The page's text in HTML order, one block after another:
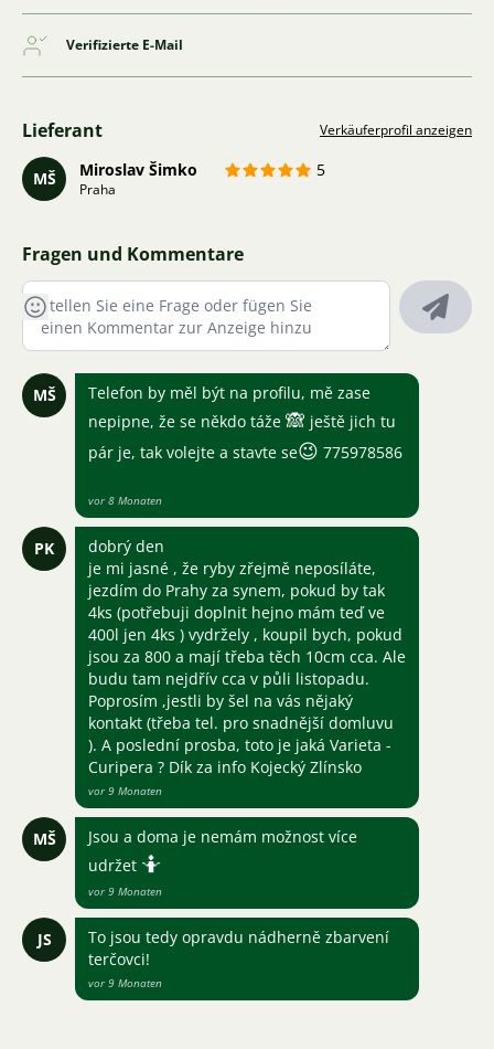
Verifizierte E-Mail
Lieferant Verkäuferprofil anzeigen
MŠ Miroslav Šimko 5
Praha
Fragen und Kommentare
MŠ
Telefon by měl být na profilu, mě zase
nepipne, že se někdo táže 🙈 ještě jich tu
pár je, tak volejte a stavte se😉 775978586
vor 8 Monaten
PK
dobrý den
je mi jasné , že ryby zřejmě neposíláte,
jezdím do Prahy za synem, pokud by tak
4ks (potřebuji doplnit hejno mám teď ve
400l jen 4ks ) vydržely , koupil bych, pokud
jsou za 800 a mají třeba těch 10cm cca. Ale
budu tam nejdřív cca v půli listopadu.
Poprosím ,jestli by šel na vás nějaký
kontakt (třeba tel. pro snadnější domluvu
). A poslední prosba, toto je jaká Varieta -
Curipera ? Dík za info Kojecký Zlínsko
vor 9 Monaten
MŠ
Jsou a doma je nemám možnost více
udržet 🤷
vor 9 Monaten
JS
To jsou tedy opravdu nádherně zbarvení
terčovci!
vor 9 Monaten